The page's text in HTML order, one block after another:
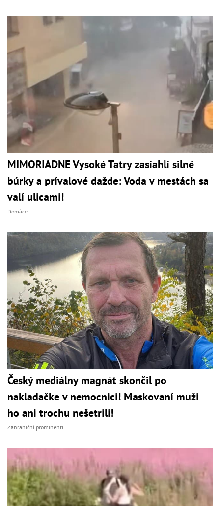
MIMORIADNE Vysoké Tatry zasiahli silné
búrky a prívalové dažde: Voda v mestách sa
valí ulicami!
Domáce
Český mediálny magnát skončil po
nakladačke v nemocnici! Maskovaní muži
ho ani trochu nešetrili!
Zahraniční prominenti